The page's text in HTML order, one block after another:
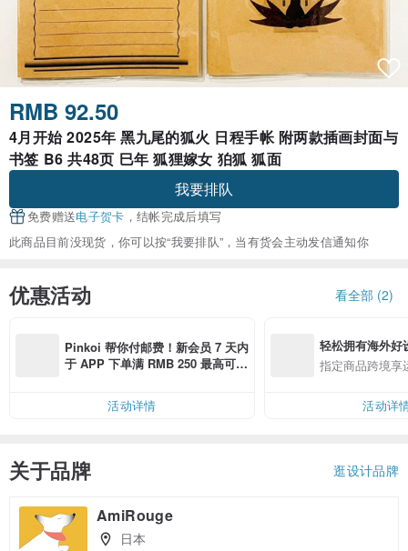
RMB 92.50
4月开始 2025年 黑九尾的狐火 日程手帐 附两款插画封面与
书签 B6 共48页 巳年 狐狸嫁女 狛狐 狐面
我要排队
免费赠送电子贺卡 ，结帐完成后填写
此商品目前没现货，你可以按“我要排队”，当有货会主动发信通知你
优惠活动 看全部 (2)
Pinkoi 帮你付邮费！新会员 7 天内
于 APP 下单满 RMB 250 最高可折
活动详情
轻松拥有海外好
指定商品跨境享
活动详
关于品牌 逛设计品牌
AmiRouge
日本